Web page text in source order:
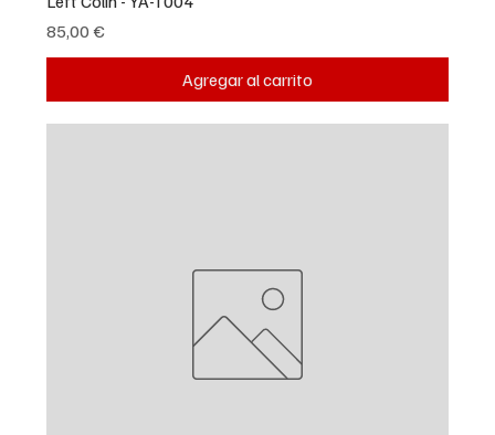
Precio
85,00 €
Agregar al carrito